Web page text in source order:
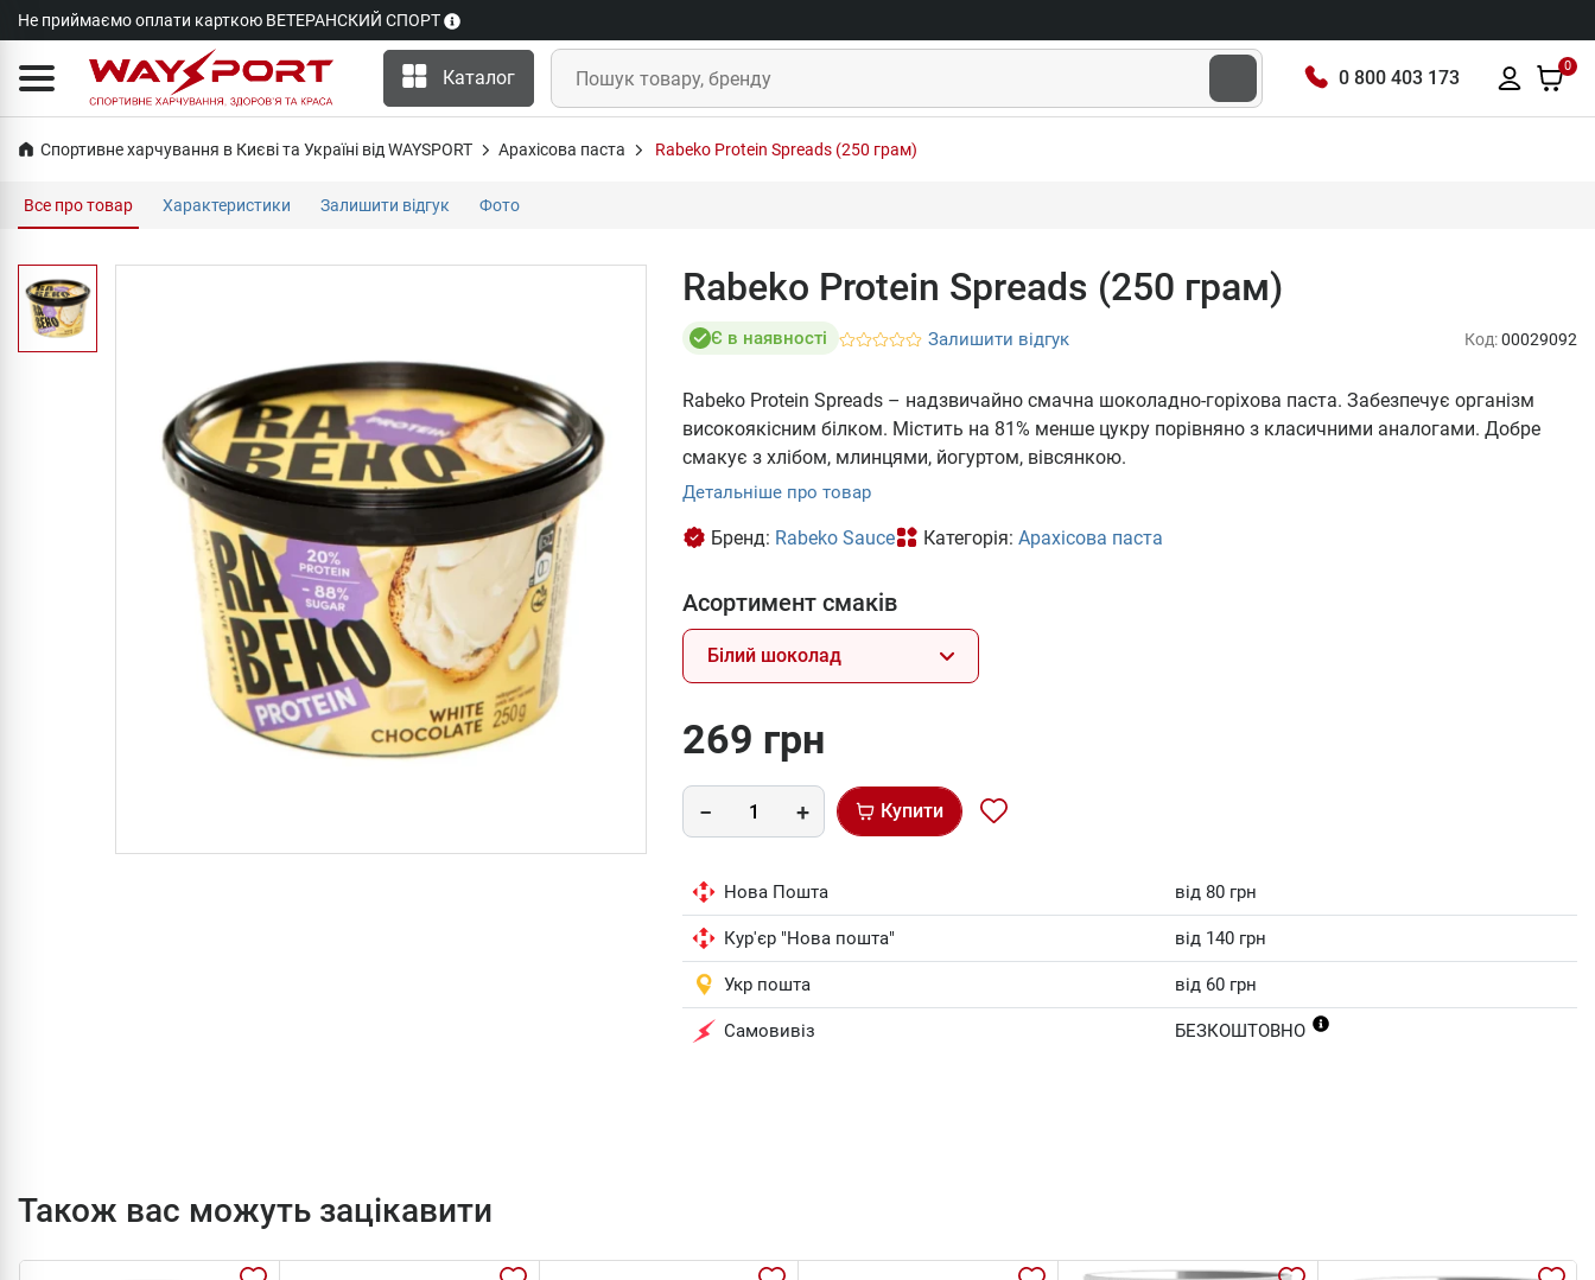
Не приймаємо оплати карткою ВЕТЕРАНСКИЙ СПОРТ
Каталог 0 800 403 173
0
Спортивне харчування в Києві та Україні від WAYSPORT Арахісова паста Rabeko Protein Spreads (250 грам)
Все про товар Характеристики Залишити відгук Фото
Rabeko Protein Spreads (250 грам)
Є в наявності Залишити відгук Код:00029092
Rabeko Protein Spreads – надзвичайно смачна шоколадно-горіхова паста. Забезпечує організм
високоякісним білком. Містить на 81% менше цукру порівняно з класичними аналогами. Добре
смакує з хлібом, млинцями, йогуртом, вівсянкою.
Детальніше про товар
Бренд: Rabeko Sauce Категорія: Арахісова паста
Асортимент смаків
Білий шоколад
269 грн
Купити
Нова Пошта від 80 грн
Кур'єр "Нова пошта" від 140 грн
Укр пошта від 60 грн
Самовивіз БЕЗКОШТОВНО
Також вас можуть зацікавити